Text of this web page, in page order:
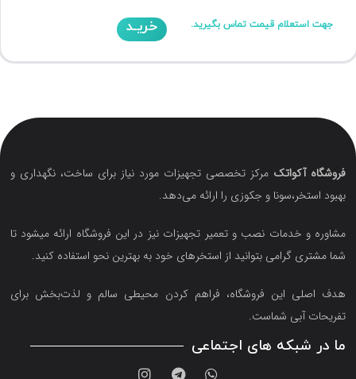
جهت استعلام قیمت تماس بگیرید. خریـد
فروشگاه آکواتک مرکز تخصصی تجهیزات مورد نیاز برای ساخت، نگهداری و
بهبود استخر،سونا و جکوزی را ارائه می‌دهد.
مشاوره و خدمات نصب و تعمیر تجهیزات نیز در این فروشگاه ارائه میشود تا
شما مشتری گرامی بتوانید از استخرهای خود به بهترین نحو استفاده کنید.
هدف اصلی این فروشگاه‌، فراهم کردن محیطی سالم و لذت‌بخش برای
تفریحات آبی شماست.
ما در شبکه های اجتماعی